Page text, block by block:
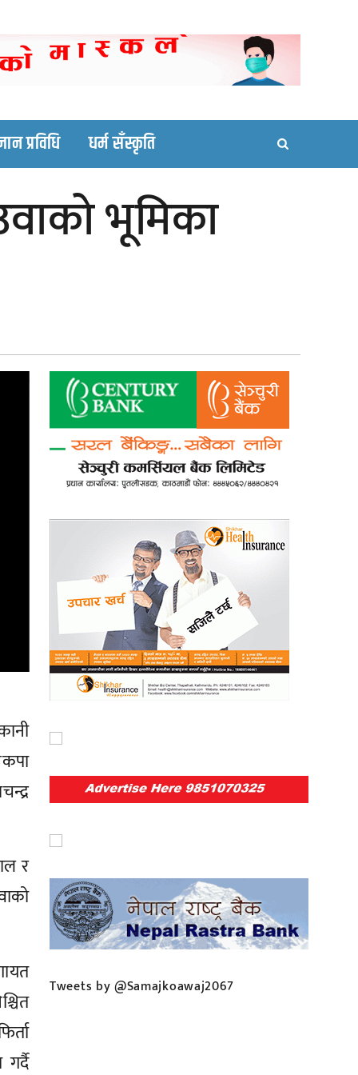
site
प्रविधि धर्म सँस्कृति
भूमिका
र
Tweets by @Samajkoawaj2067